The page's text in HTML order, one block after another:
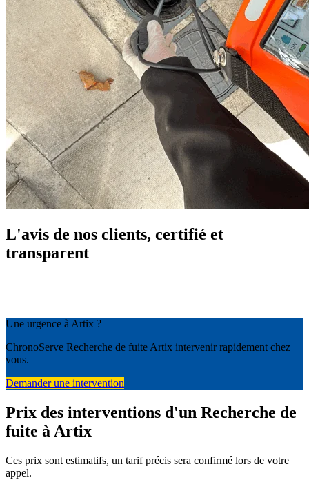
L'avis de nos clients, certifié et
transparent
Une urgence à Artix ?
ChronoServe Recherche de fuite Artix intervenir rapidement chez
vous.
Demander une intervention
Prix des interventions d'un Recherche de
fuite à Artix
Ces prix sont estimatifs, un tarif précis sera confirmé lors de votre
appel.